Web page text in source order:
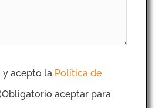
y acepto la Política de
aceptar para